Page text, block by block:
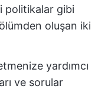
politikalar gibi
oluşan iki
yardımcı
ve sorular